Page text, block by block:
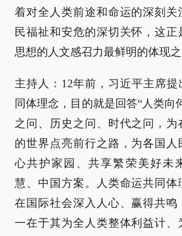
着对全人类前途和命运的深刻关
民福祉和安危的深切关怀，这正
思想的人文感召力最鲜明的体现之
主持人：12年前，习近平主席提
同体理念，目的就是回答“人类向
之问、历史之问、时代之问，为
的世界点亮前行之路，为各国人
心共护家园、共享繁荣美好未
慧、中国方案。人类命运共同体
在国际社会深入人心、赢得共鸣
一在于其为全人类整体利益计、